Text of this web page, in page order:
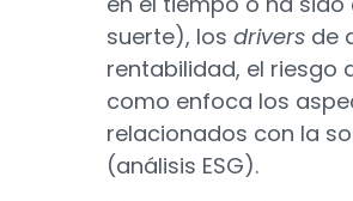
suerte), los drivers de
rentabilidad, el riesgo
como enfoca los
relacionados con la
(análisis ESG).